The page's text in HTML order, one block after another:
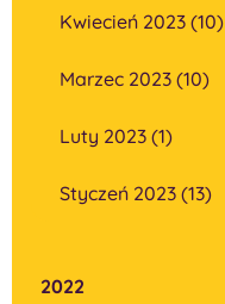
Kwiecień 2023 (10)
Marzec 2023 (10)
Luty 2023 (1)
Styczeń 2023 (13)
2022